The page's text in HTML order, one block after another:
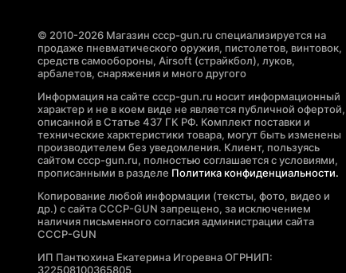
© 2010-2026 Магазин cccp-gun.ru специализируется на
продаже пневматического оружия, пистолетов, винтовок,
средств самообороны, Airsoft (страйкбол), луков,
арбалетов, снаряжения и много другого
Информация на сайте cccp-gun.ru носит информационный
характер и не в коем виде не является публичной офертой,
описанной в Статье 437 ГК РФ. Комплект поставки и
технические харктеристики товара, могут быть изменены
производителем без уведомления. Клиент, пользуясь
сайтом cccp-gun.ru, полностью соглашается с условиями,
прописанными в разделе Политика конфиденциальности.
Копирование любой информации (тексты, фото, видео и
др.) с сайта CCCP-GUN запрещено, за исключением
наличия письменного согласия администрации сайта
CCCP-GUN
ИП Пантюхина Екатерина Игоревна ОГРНИП:
322508100365805